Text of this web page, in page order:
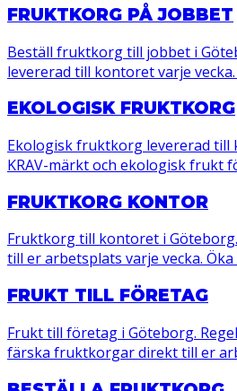
FRUKTKORG PÅ JOBBET
Beställ fruktkorg till jobbet i
levererad till kontoret varje vecka.
EKOLOGISK FRUKTKORG
Ekologisk fruktkorg levererad till
KRAV-märkt och ekologisk frukt
FRUKTKORG KONTOR
Fruktkorg till kontoret i
till er arbetsplats varje vecka. Öka
FRUKT TILL FÖRETAG
Frukt till företag i Göteborg.
färska fruktkorgar direkt till er